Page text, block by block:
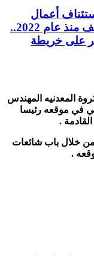
أعمال
الحفر بحقل البركة في أسوان بعد توقف منذ عام 2022..
على خريطة
المعدنيه المهندس
في موقعه رئيسا
.
من خلال باب شائعات
.